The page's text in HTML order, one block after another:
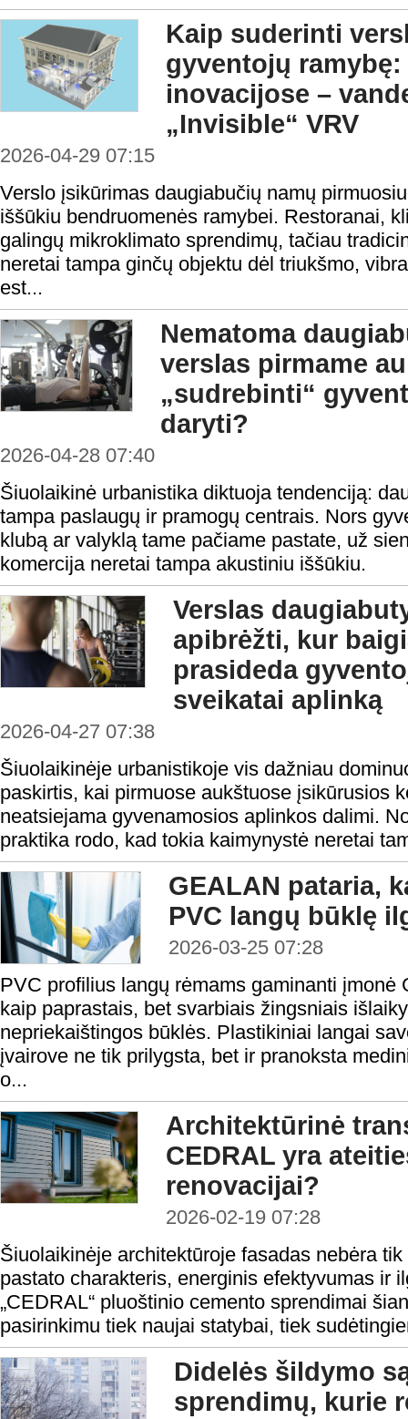
Kaip suderinti
gyventojų
inovacijose –
„Invisible“ VRV
2026-04-29 07:15
Verslo įsikūrimas daugiabučių namų
iššūkiu bendruomenės ramybei. Restoranai,
galingų mikroklimato sprendimų, tačiau
neretai tampa ginčų objektu dėl triukšmo,
est...
Nematoma
verslas pirmame
„sudrebinti“
daryti?
2026-04-28 07:40
Šiuolaikinė urbanistika diktuoja tendenciją:
tampa paslaugų ir pramogų centrais. Nors
klubą ar valyklą tame pačiame pastate, už
komercija neretai tampa akustiniu iššūkiu.
Verslas
apibrėžti, kur
prasideda
sveikatai aplinką
2026-04-27 07:38
Šiuolaikinėje urbanistikoje vis dažniau
paskirtis, kai pirmuose aukštuose įsikūrusios
neatsiejama gyvenamosios aplinkos dalimi.
praktika rodo, kad tokia kaimynystė neretai
GEALAN pataria,
PVC langų būklę
2026-03-25 07:28
PVC profilius langų rėmams gaminanti įmonė
kaip paprastais, bet svarbiais žingsniais
nepriekaištingos būklės. Plastikiniai langai
įvairove ne tik prilygsta, bet ir pranoksta
o...
Architektūrinė
CEDRAL yra
renovacijai?
2026-02-19 07:28
Šiuolaikinėje architektūroje fasadas nebėra
pastato charakteris, energinis efektyvumas ir
„CEDRAL“ pluoštinio cemento sprendimai
pasirinkimu tiek naujai statybai, tiek
Didelės šildymo
sprendimų, kurie